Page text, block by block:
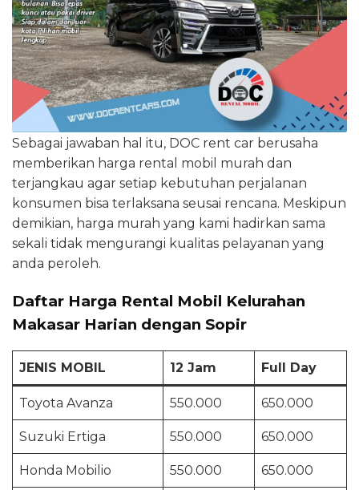
Sebagai jawaban hal itu, DOC rent car berusaha
memberikan harga rental mobil murah dan
terjangkau agar setiap kebutuhan perjalanan
konsumen bisa terlaksana seusai rencana. Meskipun
demikian, harga murah yang kami hadirkan sama
sekali tidak mengurangi kualitas pelayanan yang
anda peroleh.
Daftar Harga Rental Mobil Kelurahan
Makasar Harian dengan Sopir
JENIS MOBIL 12 Jam Full Day
Toyota Avanza 550.000 650.000
Suzuki Ertiga 550.000 650.000
Honda Mobilio 550.000 650.000